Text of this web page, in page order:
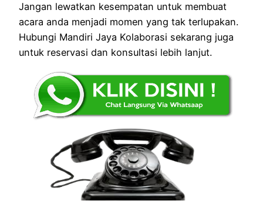
Jangan lewatkan kesempatan untuk membuat
acara anda menjadi momen yang tak terlupakan.
Hubungi Mandiri Jaya Kolaborasi sekarang juga
untuk reservasi dan konsultasi lebih lanjut.